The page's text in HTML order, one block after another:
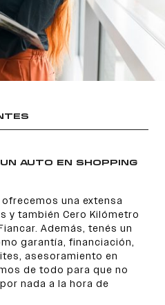
AUTO EN SHOPPING
una extensa
y también Cero Kilómetro
Además, tenés un
garantía, financiación,
asesoramiento en
de todo para que no
nada a la hora de